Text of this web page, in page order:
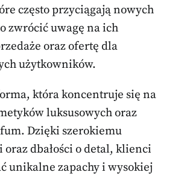
często przyciągają nowych
zwrócić uwagę na ich
oraz ofertę dla
użytkowników.
która koncentruje się na
luksusowych oraz
Dzięki szerokiemu
dbałości o detal, klienci
unikalne zapachy i wysokiej